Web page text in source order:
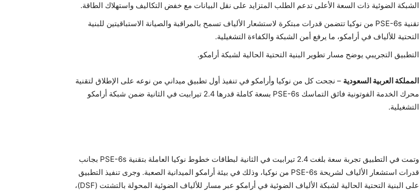
الشبكة الضوئية ذات السعة الأعلى تدعم الطلب المتزايد على نقل البيانات مع خفض التكاليف واستهلاك الطاقة.
تقنية PSE-6s من نوكيا تتضمن قدرات مبتكرة لاستشعار الألياف تسمح بالمراقبة والصيانة الاستباقيتين للبنية
التحتية للألياف في أرامكو، ما يرفع أمن الشبكة والكفاءة التشغيلية.
التطبيق التجريبي يوضح مسار تطوير البنية التحتية الحالية لشبكة أرامكو.
المملكة العربية السعودية – نجحت كل من نوكيا وأرامكو في تنفيذ أول تطبيق ميداني من نوعه على الإطلاق لتقنية
محرك الخدمة الفوتونية فائق التماسك PSE-6s بسعة كاملة قدرها 2.4 تيرابيت في الثانية ضمن شبكة أرامكو
التشغيلية.
وتمت في التطبيق تجربة سعة بلغت 2.4 تيرابيت في الثانية لبطاقات خطوط نوكيا العاملة بتقنية PSE-6s بجانب
قدرات استشعار الألياف لشريحة PSE-6s من نوكيا، وذلك في بيئة أرامكو الميدانية الصعبة. وجرى تنفيذ التطبيق
على البنية التحتية الحالية لشبكة الألياف الضوئية في أرامكو عبر مسار للألياف الضوئية المحولة بالتشتت (DSF)،